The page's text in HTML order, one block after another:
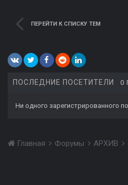
ПЕРЕЙТИ К СПИСКУ ТЕМ
ПОСЛЕДНИЕ ПОСЕТИТЕЛИ 0
Ни одного зарегистрированного
Главная Форумы АРХИВ